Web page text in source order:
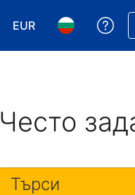
EUR
Избор на валута.
Избор на
Често
Търси